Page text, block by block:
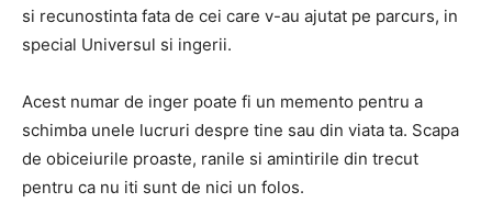
si recunostinta fata de cei care v-au ajutat pe parcurs, in
special Universul si ingerii.
Acest numar de inger poate fi un memento pentru a
schimba unele lucruri despre tine sau din viata ta. Scapa
de obiceiurile proaste, ranile si amintirile din trecut
pentru ca nu iti sunt de nici un folos.